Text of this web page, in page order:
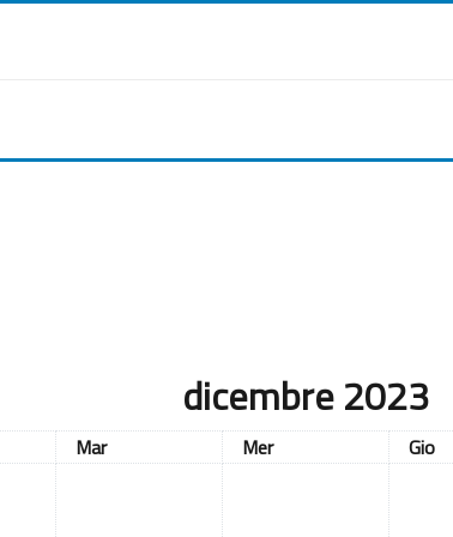
dicembre 2023
Martedì
Mar Mercoledì
Mer Giovedì
Gio